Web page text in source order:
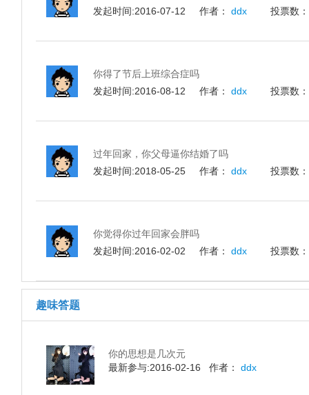
发起时间:2016-07-12 作者：
ddx 投票数：
你得了节后上班综合症吗
发起时间:2016-08-12 作者：
ddx 投票数：
过年回家，你父母逼你结婚了吗
发起时间:2018-05-25 作者：
ddx 投票数：
你觉得你过年回家会胖吗
发起时间:2016-02-02 作者：
ddx 投票数：
趣味答题
你的思想是几次元
最新参与:2016-02-16 作者：
ddx